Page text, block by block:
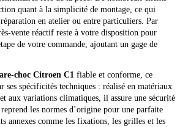
quant à la simplicité de montage, ce qui
en atelier ou entre particuliers. Par
vente réactif reste à votre disposition pour
de votre commande, ajoutant un gage de
choc Citroen C1 fiable et conforme, ce
ses spécificités techniques : réalisé en matériaux
aux variations climatiques, il assure une sécurité
les normes d’origine pour une parfaite
annexes comme les fixations, les grilles et les